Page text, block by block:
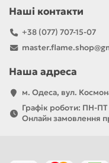
Наші контакти
+38 (077) 707-15-07
Наша адреса
м. Одеса, вул.
Графік роботи: ПН-
Онлайн замовлення